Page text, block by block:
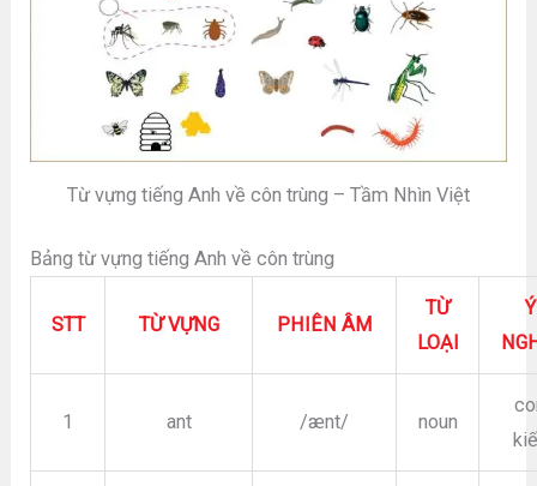
Từ vựng tiếng Anh về côn trùng – Tầm Nhìn Việt
Bảng từ vựng tiếng Anh về côn trùng
STT TỪ VỰNG PHIÊN ÂM
TỪ
LOẠI
Ý
1 ant /ænt/ noun